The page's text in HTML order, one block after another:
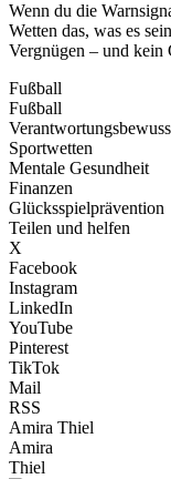
Wenn du die
Wetten das, was es
Vergnügen – und kein
Fußball
Fußball
Sportwetten
Mentale Gesundheit
Finanzen
Glücksspielprävention
Teilen und helfen
X
Facebook
Instagram
LinkedIn
YouTube
Pinterest
TikTok
Mail
RSS
Amira Thiel
Amira
Thiel